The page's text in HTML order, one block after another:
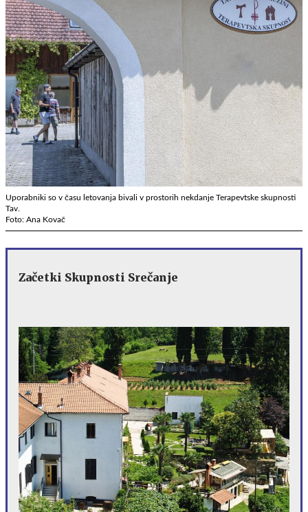
Uporabniki so v času letovanja bivali v prostorih nekdanje Terapevtske skupnosti
Tav.
Foto: Ana Kovač
Začetki Skupnosti Srečanje